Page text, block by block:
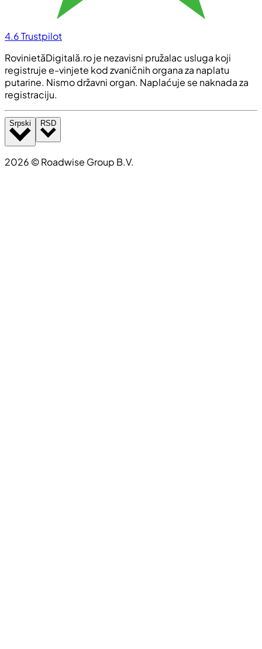
4.6Trustpilot
RovinietăDigitală.ro je nezavisni pružalac usluga koji
registruje e-vinjete kod zvaničnih organa za naplatu
putarine. Nismo državni organ. Naplaćuje se naknada za
registraciju.
Srpski RSD
2026 ©Roadwise Group B.V.